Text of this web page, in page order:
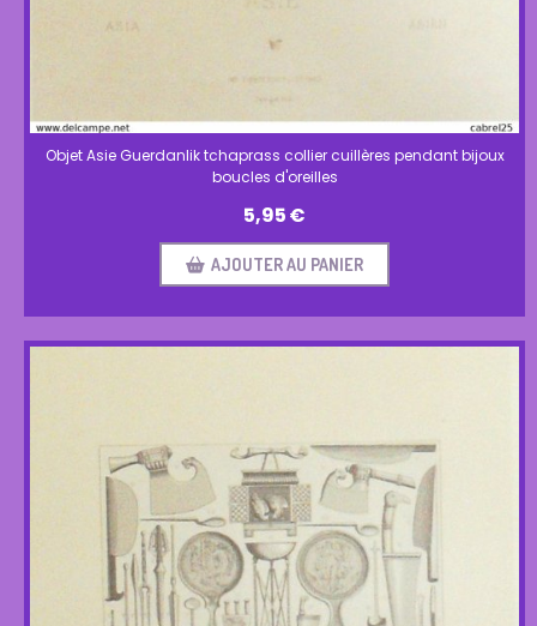
Objet Asie Guerdanlik tchaprass collier cuillères pendant bijoux
boucles d'oreilles
5,95€
AJOUTER AU PANIER